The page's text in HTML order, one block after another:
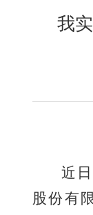
我
近
股份有